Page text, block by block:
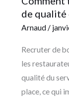
de qualité
Arnaud/
Recruter de
les
qualité du
place, ce qui